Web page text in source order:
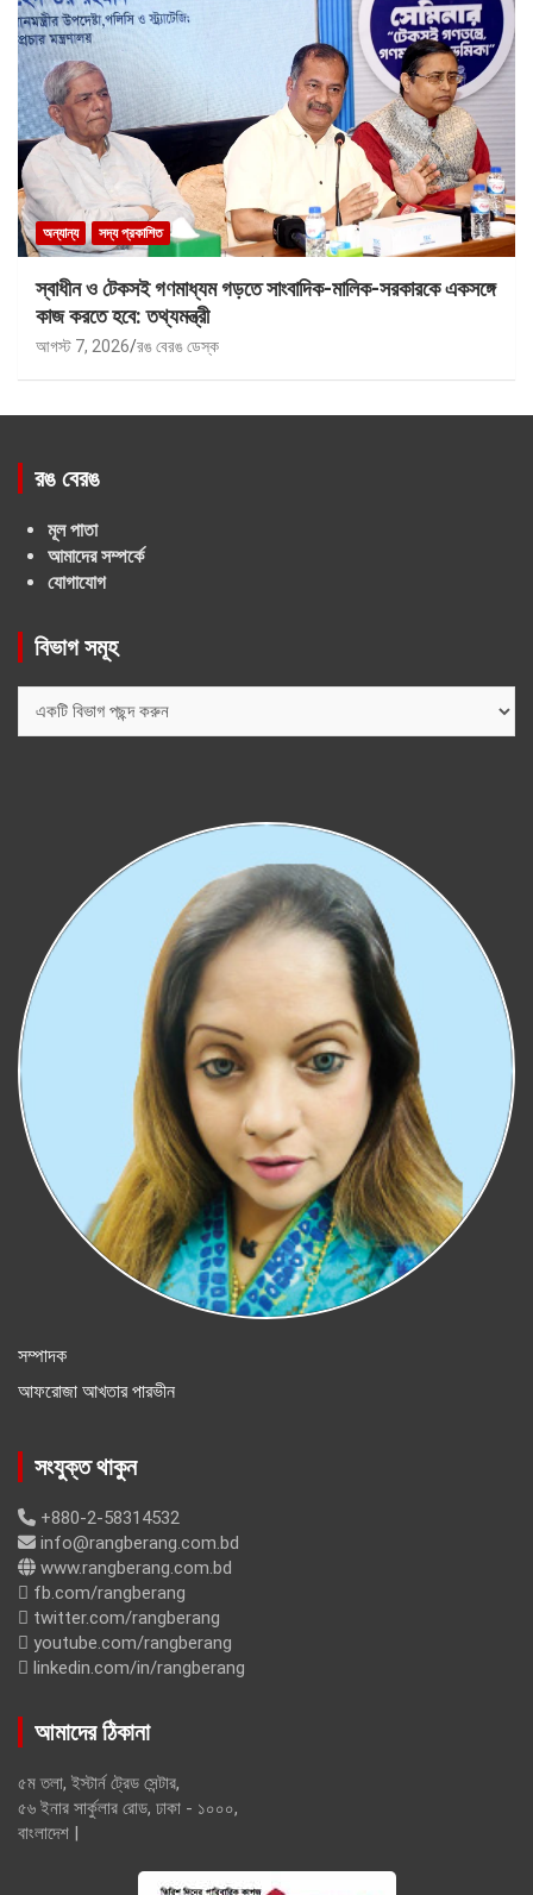
অন্যান্য সদ্য প্রকাশিত
স্বাধীন ও টেকসই গণমাধ্যম গড়তে সাংবাদিক-মালিক-সরকারকে একসঙ্গে
কাজ করতে হবে: তথ্যমন্ত্রী
আগস্ট 7, 2026 রঙ বেরঙ ডেস্ক
রঙ বেরঙ
মূল পাতা
আমাদের সম্পর্কে
যোগাযোগ
বিভাগ সমূহ
সম্পাদক
আফরোজা আখতার পারভীন
সংযুক্ত থাকুন
+880-2-58314532
info@rangberang.com.bd
www.rangberang.com.bd
fb.com/rangberang
twitter.com/rangberang
youtube.com/rangberang
linkedin.com/in/rangberang
আমাদের ঠিকানা
৫ম তলা, ইস্টার্ন ট্রেড সেন্টার,
৫৬ ইনার সার্কুলার রোড, ঢাকা - ১০০০,
বাংলাদেশ |